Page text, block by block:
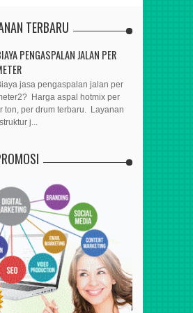
TERBARU
PENGASPALAN JALAN PER
jasa pengaspalan jalan per
Harga aspal hotmix per
ton, per drum terbaru. Layanan
j...